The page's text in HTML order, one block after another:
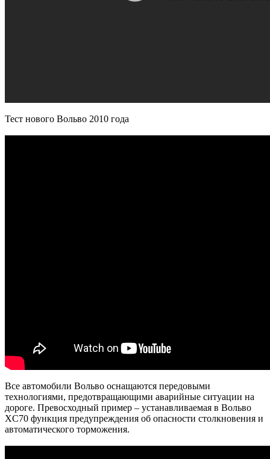
Тест нового Вольво 2010 года
Все автомобили Вольво оснащаются передовыми
технологиями, предотвращающими аварийные ситуации на
дороге. Превосходный пример – устанавливаемая в Вольво
XC70 функция предупреждения об опасности столкновения и
автоматического торможения.